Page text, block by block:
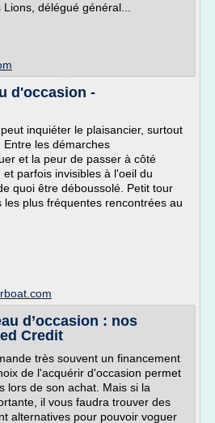
délégué général...
d'occasion -
inquiéter le plaisancier, surtout
les démarches
et la peur de passer à côté
parfois invisibles à l'oeil du
quoi être déboussolé. Petit tour
plus fréquentes rencontrées au
d’occasion : nos
Credit
très souvent un financement
de l'acquérir d'occasion permet
lors de son achat. Mais si la
il vous faudra trouver des
alternatives pour pouvoir voguer